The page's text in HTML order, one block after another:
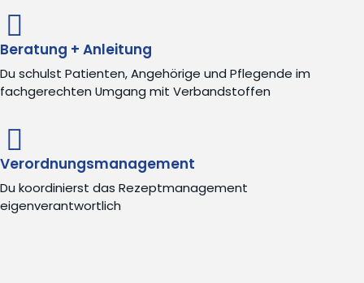
Beratung + Anleitung
Du schulst Patienten, Angehörige und Pflegende im
fachgerechten Umgang mit Verbandstoffen
Verordnungsmanagement
Du koordinierst das Rezeptmanagement
eigenverantwortlich